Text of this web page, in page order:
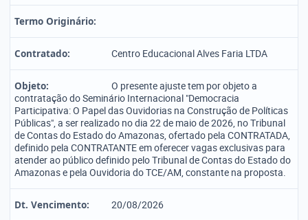
Termo Originário:
Contratado: Centro Educacional Alves Faria LTDA
Objeto:
O presente ajuste tem por objeto a
contratação do Seminário Internacional "Democracia
Participativa: O Papel das Ouvidorias na Construção de Políticas
Públicas", a ser realizado no dia 22 de maio de 2026, no Tribunal
de Contas do Estado do Amazonas, ofertado pela CONTRATADA,
definido pela CONTRATANTE em oferecer vagas exclusivas para
atender ao público definido pelo Tribunal de Contas do Estado do
Amazonas e pela Ouvidoria do TCE/AM, constante na proposta.
Dt. Vencimento: 20/08/2026